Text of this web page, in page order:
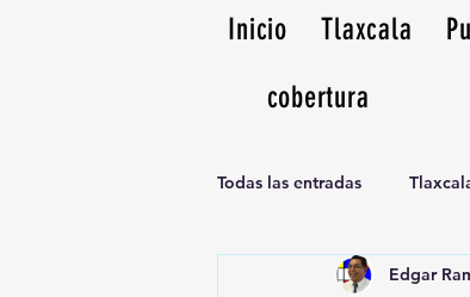
Inicio Tlaxcala
cobertura
Todas las entradas
Noticias Musicales radio
Edgar